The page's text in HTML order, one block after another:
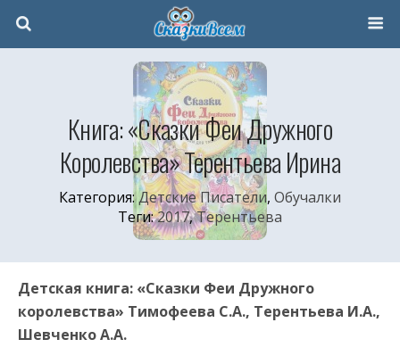
Книга: «Сказки Феи Дружного
Королевства» Терентьева Ирина
Категория:Детские Писатели, Обучалки
Теги:2017,Терентьева
Детская книга: «Сказки Феи Дружного
королевства» Тимофеева С.А., Терентьева И.А.,
Шевченко А.А.